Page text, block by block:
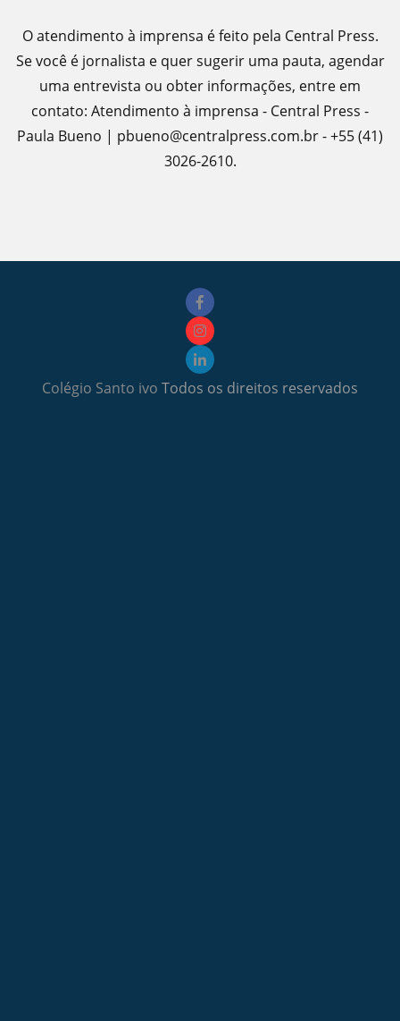
O atendimento à imprensa é feito pela Central Press.
Se você é jornalista e quer sugerir uma pauta, agendar
uma entrevista ou obter informações, entre em
contato: Atendimento à imprensa - Central Press -
Paula Bueno | pbueno@centralpress.com.br - +55 (41)
3026-2610.
Colégio Santo ivo Todos os direitos reservados